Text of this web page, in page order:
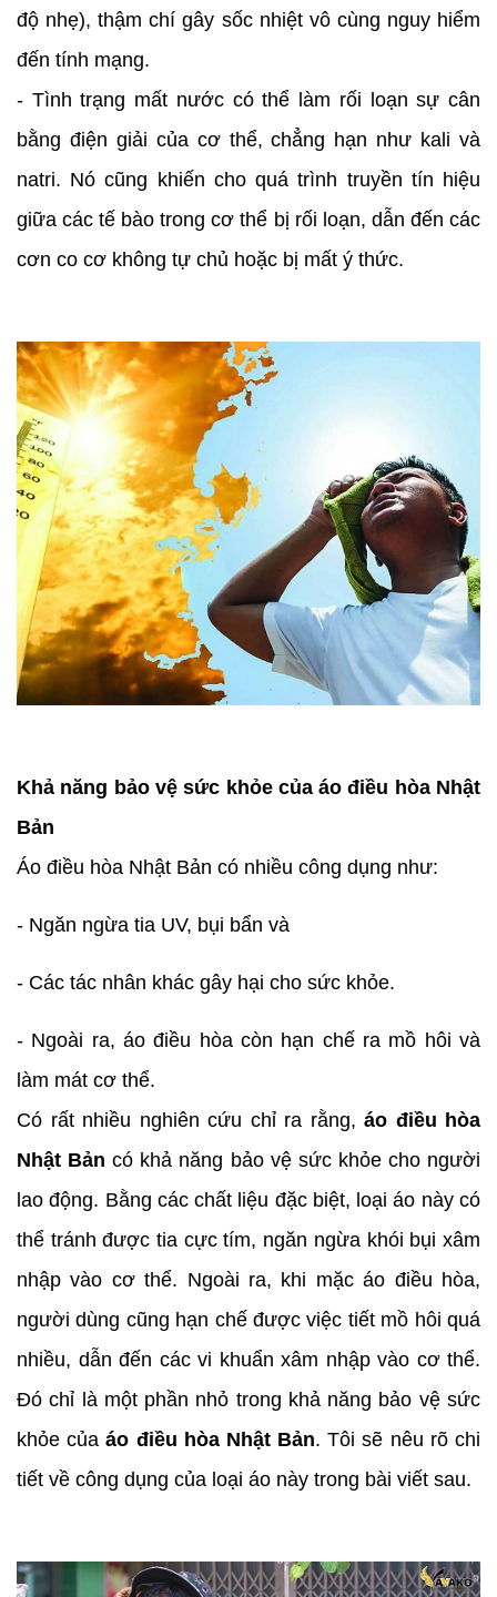
độ nhẹ), thậm chí gây sốc nhiệt vô cùng nguy hiểm
đến tính mạng.
- Tình trạng mất nước có thể làm rối loạn sự cân
bằng điện giải của cơ thể, chẳng hạn như kali và
natri. Nó cũng khiến cho quá trình truyền tín hiệu
giữa các tế bào trong cơ thể bị rối loạn, dẫn đến các
cơn co cơ không tự chủ hoặc bị mất ý thức.
Khả năng bảo vệ sức khỏe của áo điều hòa Nhật
Bản
Áo điều hòa Nhật Bản có nhiều công dụng như:
- Ngăn ngừa tia UV, bụi bẩn và
- Các tác nhân khác gây hại cho sức khỏe.
- Ngoài ra, áo điều hòa còn hạn chế ra mồ hôi và
làm mát cơ thể.
Có rất nhiều nghiên cứu chỉ ra rằng, áo điều hòa
Nhật Bản có khả năng bảo vệ sức khỏe cho người
lao động. Bằng các chất liệu đặc biệt, loại áo này có
thể tránh được tia cực tím, ngăn ngừa khói bụi xâm
nhập vào cơ thể. Ngoài ra, khi mặc áo điều hòa,
người dùng cũng hạn chế được việc tiết mồ hôi quá
nhiều, dẫn đến các vi khuẩn xâm nhập vào cơ thể.
Đó chỉ là một phần nhỏ trong khả năng bảo vệ sức
khỏe của áo điều hòa Nhật Bản. Tôi sẽ nêu rõ chi
tiết về công dụng của loại áo này trong bài viết sau.